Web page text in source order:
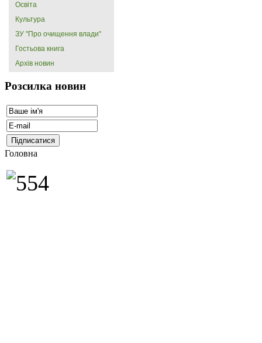
Освіта
Культура
ЗУ "Про очищення влади"
Гостьова книга
Архів новин
Розсилка новин
Головна